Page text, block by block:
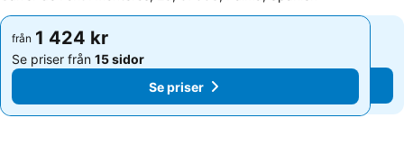
från 1 424 kr
Se priser från 15 sidor
Se priser
från 1 424 kr
Se priser från 15 sidor
Se priser